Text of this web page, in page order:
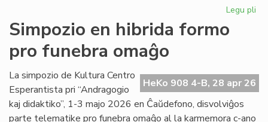
Legu pli
Simpozio en hibrida formo
pro funebra omaĝo
HeKo 908 4-B, 28 apr 26
La simpozio de Kultura Centro
Esperantista pri “Andragogio
kaj didaktiko”, 1-3 majo 2026 en Ĉaŭdefono, disvolviĝos
parte telematike pro funebra omaĝo al la karmemora c-ano